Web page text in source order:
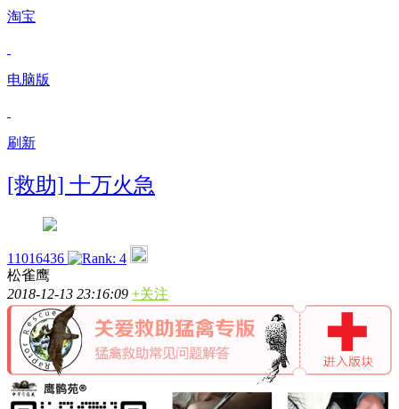
淘宝
电脑版
刷新
[救助] 十万火急
11016436
松雀鹰
2018-12-13 23:16:09 +关注